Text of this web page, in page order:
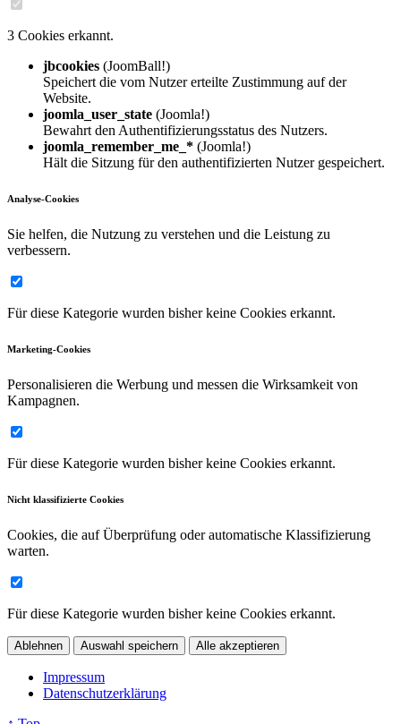
3 Cookies erkannt.
jbcookies (JoomBall!)
Speichert die vom Nutzer erteilte Zustimmung auf der
Website.
joomla_user_state (Joomla!)
Bewahrt den Authentifizierungsstatus des Nutzers.
joomla_remember_me_* (Joomla!)
Hält die Sitzung für den authentifizierten Nutzer gespeichert.
Analyse-Cookies
Sie helfen, die Nutzung zu verstehen und die Leistung zu
verbessern.
Für diese Kategorie wurden bisher keine Cookies erkannt.
Marketing-Cookies
Personalisieren die Werbung und messen die Wirksamkeit von
Kampagnen.
Für diese Kategorie wurden bisher keine Cookies erkannt.
Nicht klassifizierte Cookies
Cookies, die auf Überprüfung oder automatische Klassifizierung
warten.
Für diese Kategorie wurden bisher keine Cookies erkannt.
Ablehnen Auswahl speichern Alle akzeptieren
Impressum
Datenschutzerklärung